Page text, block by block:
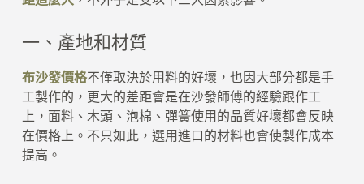
一、產地和材質
布沙發價格不僅取決於用料的好壞，也因大部分都是手
工製作的，更大的差距會是在沙發師傅的經驗跟作工
上，面料、木頭、泡棉、彈簧使用的品質好壞都會反映
在價格上。不只如此，選用進口的材料也會使製作成本
提高。